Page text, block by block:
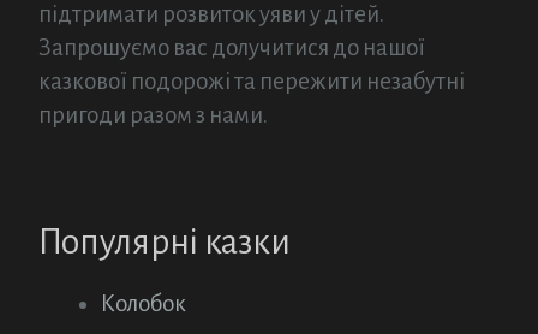
підтримати розвиток уяви у дітей.
Запрошуємо вас долучитися до нашої
казкової подорожі та пережити незабутні
пригоди разом з нами.
Популярні казки
Колобок